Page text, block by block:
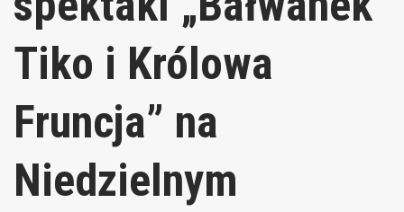
Tiko i Królowa
Fruncja” na
Niedzielnym